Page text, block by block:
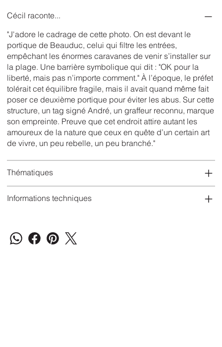
Cécil raconte...
"J'adore le cadrage de cette photo. On est devant le
portique de Beauduc, celui qui filtre les entrées,
empêchant les énormes caravanes de venir s’installer sur
la plage. Une barrière symbolique qui dit : "OK pour la
liberté, mais pas n’importe comment." À l’époque, le préfet
tolérait cet équilibre fragile, mais il avait quand même fait
poser ce deuxième portique pour éviter les abus. Sur cette
structure, un tag signé André, un graffeur reconnu, marque
son empreinte. Preuve que cet endroit attire autant les
amoureux de la nature que ceux en quête d’un certain art
de vivre, un peu rebelle, un peu branché."
Thématiques
Informations techniques